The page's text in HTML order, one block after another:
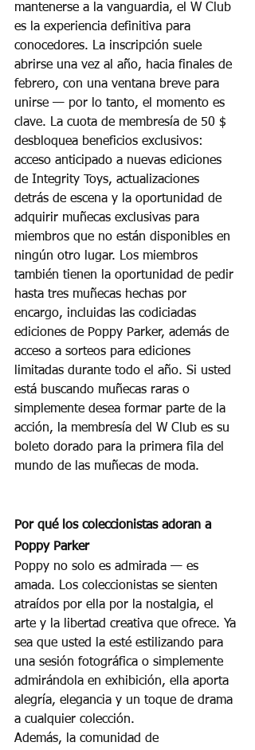
mantenerse a la vanguardia, el W Club
es la experiencia definitiva para
conocedores. La inscripción suele
abrirse una vez al año, hacia finales de
febrero, con una ventana breve para
unirse — por lo tanto, el momento es
clave. La cuota de membresía de 50 $
desbloquea beneficios exclusivos:
acceso anticipado a nuevas ediciones
de Integrity Toys, actualizaciones
detrás de escena y la oportunidad de
adquirir muñecas exclusivas para
miembros que no están disponibles en
ningún otro lugar. Los miembros
también tienen la oportunidad de pedir
hasta tres muñecas hechas por
encargo, incluidas las codiciadas
ediciones de Poppy Parker, además de
acceso a sorteos para ediciones
limitadas durante todo el año. Si usted
está buscando muñecas raras o
simplemente desea formar parte de la
acción, la membresía del W Club es su
boleto dorado para la primera fila del
mundo de las muñecas de moda.
Por qué los coleccionistas adoran a
Poppy Parker
Poppy no solo es admirada — es
amada. Los coleccionistas se sienten
atraídos por ella por la nostalgia, el
arte y la libertad creativa que ofrece. Ya
sea que usted la esté estilizando para
una sesión fotográfica o simplemente
admirándola en exhibición, ella aporta
alegría, elegancia y un toque de drama
a cualquier colección.
Además, la comunidad de